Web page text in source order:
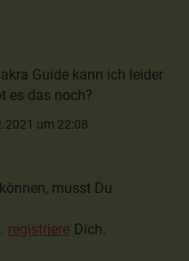
Guide kann ich leider
es das noch?
um 22:08
musst Du
registriere Dich.